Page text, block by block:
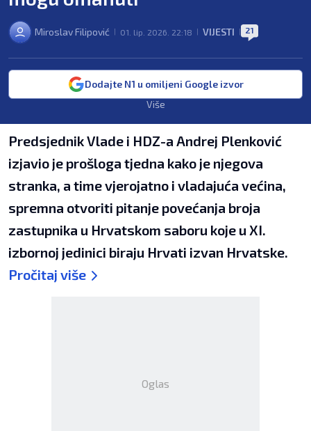
Miroslav Filipović 01. lip. 2026. 22:18 VIJESTI 21
Dodajte N1 u omiljeni Google izvor
Više
Predsjednik Vlade i HDZ-a Andrej Plenković
izjavio je prošloga tjedna kako je njegova
stranka, a time vjerojatno i vladajuća većina,
spremna otvoriti pitanje povećanja broja
zastupnika u Hrvatskom saboru koje u XI.
izbornoj jedinici biraju Hrvati izvan Hrvatske.
Pročitaj više
Oglas